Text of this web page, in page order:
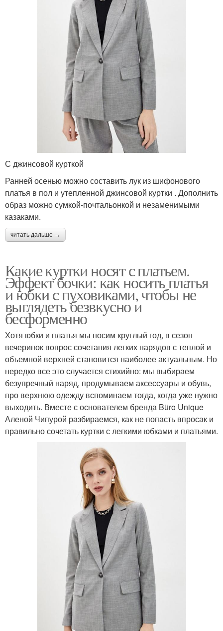
С джинсовой курткой
Ранней осенью можно составить лук из шифонового
платья в пол и утепленной джинсовой куртки . Дополнить
образ можно сумкой-почтальонкой и незаменимыми
казаками.
читать дальше →
Какие куртки носят с платьем.
Эффект бочки: как носить платья
и юбки с пуховиками, чтобы не
выглядеть безвкусно и
бесформенно
Хотя юбки и платья мы носим круглый год, в сезон
вечеринок вопрос сочетания легких нарядов с теплой и
объемной верхней становится наиболее актуальным. Но
нередко все это случается стихийно: мы выбираем
безупречный наряд, продумываем аксессуары и обувь,
про верхнюю одежду вспоминаем тогда, когда уже нужно
выходить. Вместе с основателем бренда Büro Unique
Аленой Чипурой разбираемся, как не попасть впросак и
правильно сочетать куртки с легкими юбками и платьями.